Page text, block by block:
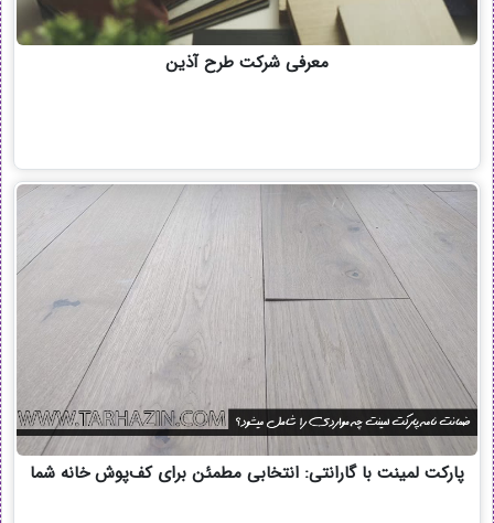
معرفی شرکت طرح آذین
پارکت لمینت با گارانتی: انتخابی مطمئن برای کف‌پوش خانه شما